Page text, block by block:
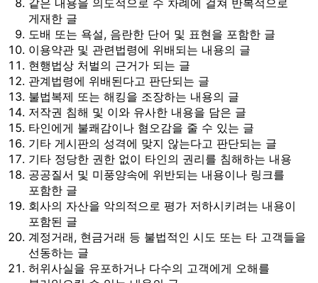
게재한 글
도배 또는 욕설, 음란한 단어 및 표현을 포함한 글
이용약관 및 관련법령에 위배되는 내용의 글
현행법상 처벌의 근거가 되는 글
관계법령에 위배된다고 판단되는 글
불법복제 또는 해킹을 조장하는 내용의 글
저작권 침해 및 이와 유사한 내용을 담은 글
타인에게 불쾌감이나 혐오감을 줄 수 있는 글
기타 게시판의 성격에 맞지 않는다고 판단되는 글
기타 정당한 권한 없이 타인의 권리를 침해하는 내용
공공질서 및 미풍양속에 위반되는 내용이나 링크를
포함한 글
회사의 자산을 악의적으로 평가 저하시키려는 내용이
포함된 글
계정거래, 현금거래 등 불법적인 시도 또는 타 고객들을
선동하는 글
허위사실을 유포하거나 다수의 고객에게 오해를